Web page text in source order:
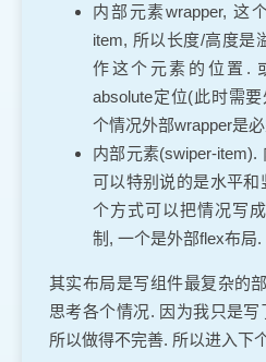
内部元素wrapper, 这
item, 所以长度/高度是
作这个元素的位置.
absolute定位(此时需
个情况外部wrapper是
内部元素(swiper-item).
可以特别说的是水平和
个方式可以把情况写
制, 一个是外部flex布局.
其实布局是写组件最复杂的
思考各个情况. 因为我只是
所以做得不完善. 所以进入下